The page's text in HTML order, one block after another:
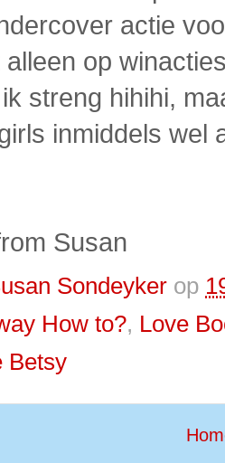
actie
op
streng hihihi,
inmiddels wel
Susan
Sondeyker op
How to?, Love
Betsy